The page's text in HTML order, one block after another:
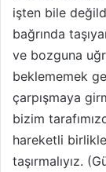
işten bile
bağrında
ve bozguna
beklememek
çarpışmaya
bizim
hareketli
taşırmalıyız.